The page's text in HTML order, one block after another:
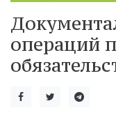
операций